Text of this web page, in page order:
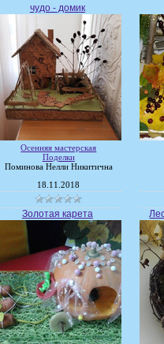
чудо - домик
Осенняя мастерская
Поделки
Поминова Нелли Никитична
18.11.2018
Золотая карета